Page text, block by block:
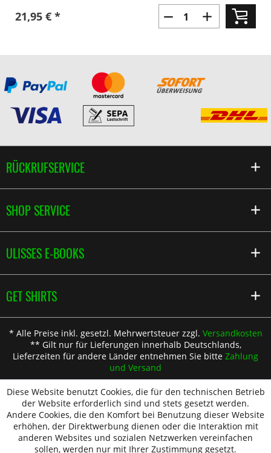
21,95 € *
RÜCKRUFSERVICE
SHOP SERVICE
ULISSES E-BOOKS
GET SHIRTS
* Alle Preise inkl. gesetzl. Mehrwertsteuer zzgl. Versandkosten
** Gilt nur für Lieferungen innerhalb Deutschlands,
Lieferzeiten für andere Länder entnehmen Sie bitte Zahlung
und Versand
Diese Website benutzt Cookies, die für den technischen Betrieb
der Website erforderlich sind und stets gesetzt werden.
Andere Cookies, die den Komfort bei Benutzung dieser Website
erhöhen, der Direktwerbung dienen oder die Interaktion mit
anderen Websites und sozialen Netzwerken vereinfachen
sollen, werden nur mit Ihrer Zustimmung gesetzt.